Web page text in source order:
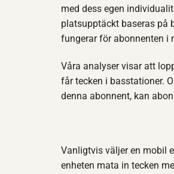
med dess egen
platsupptäckt baseras på
fungerar för abonnenten i
Våra analyser visar att
får tecken i basstationer.
denna abonnent, kan
Vanligtvis väljer en mobil
enheten mata in tecken